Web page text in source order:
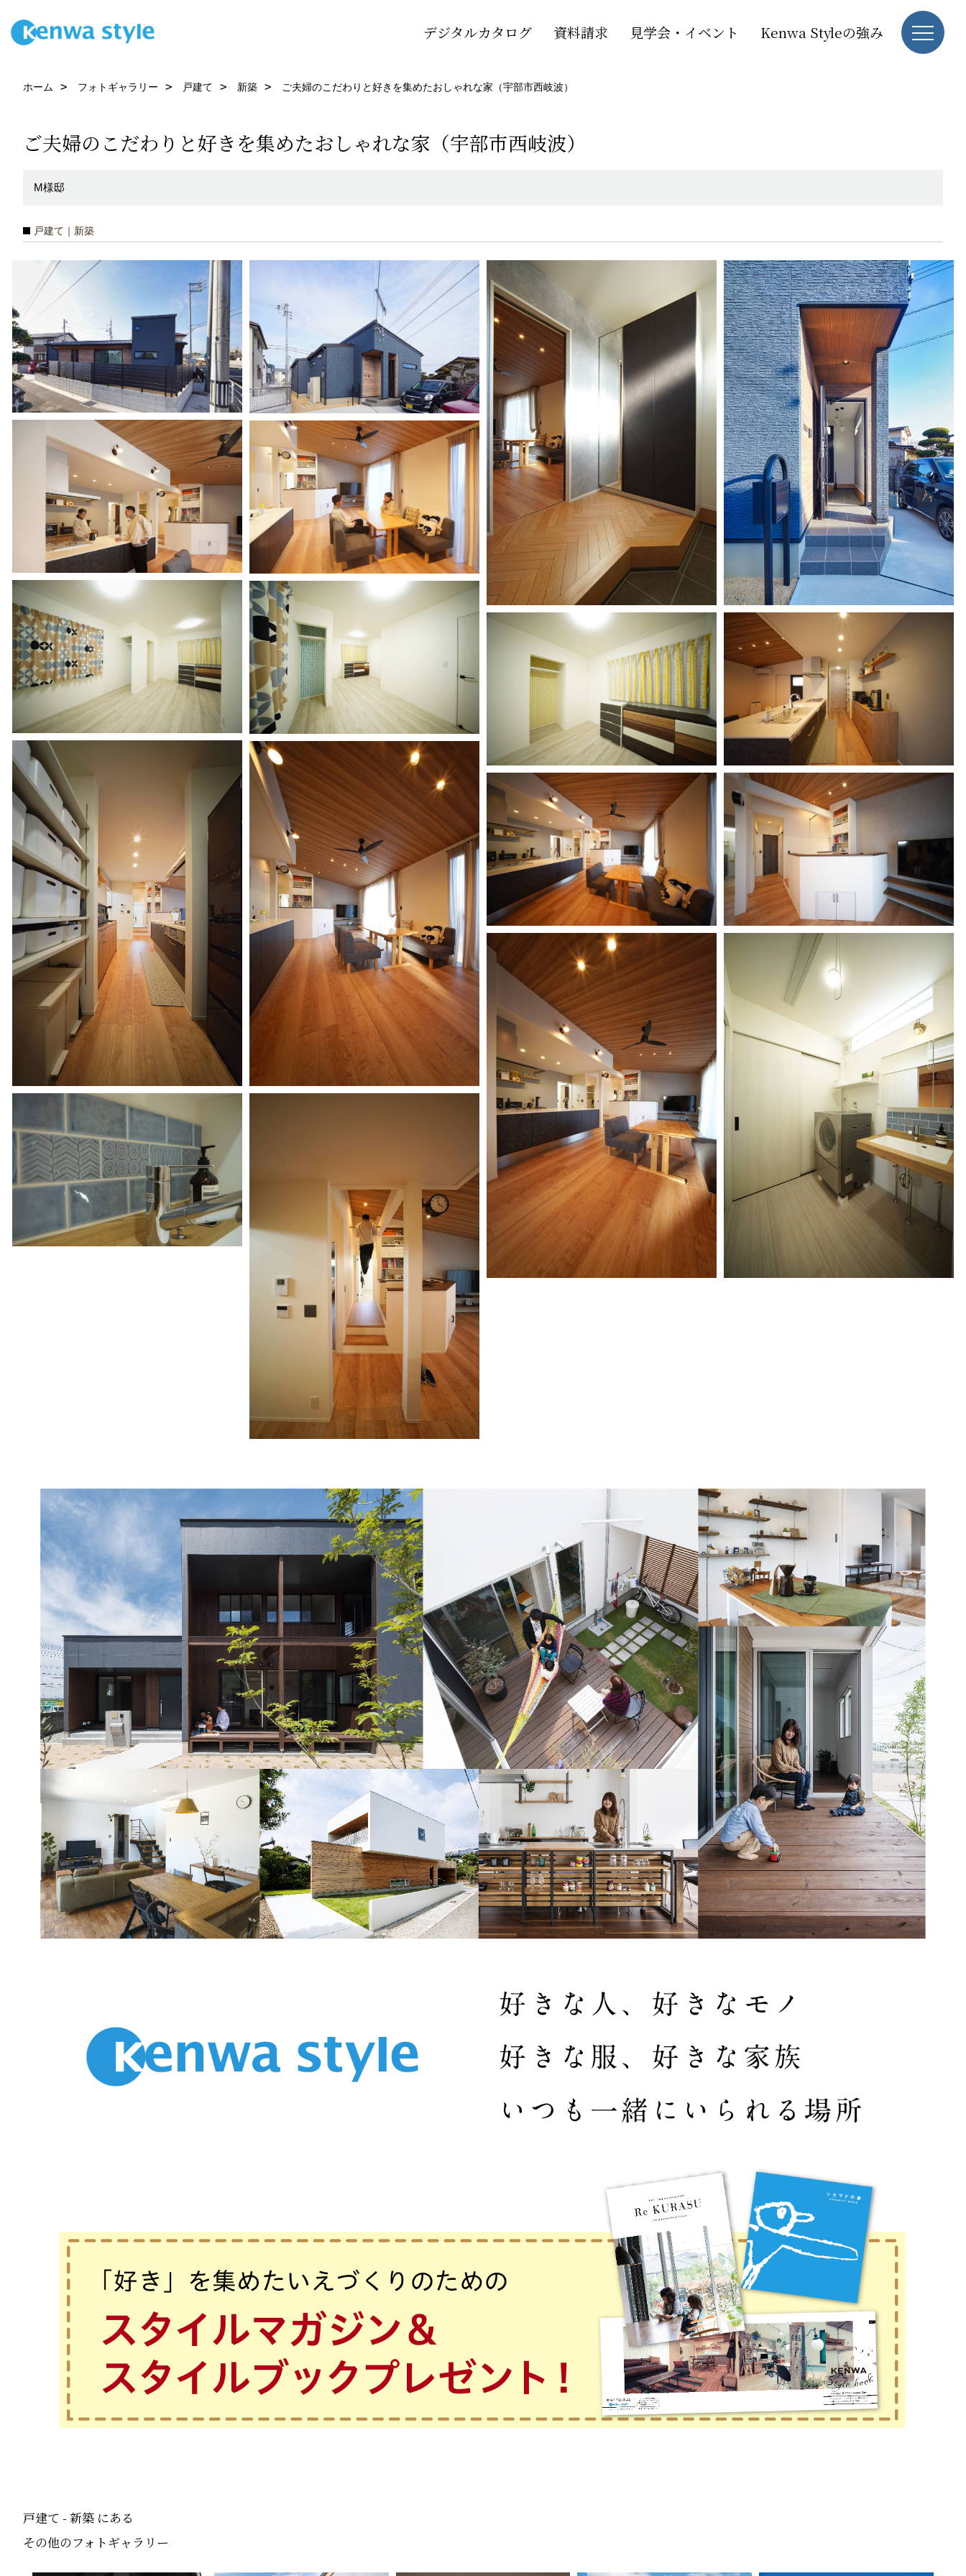
デジタルカタログ 資料請求 見学会・イベント Kenwa Styleの強み
ホーム フォトギャラリー 戸建て 新築 ご夫婦のこだわりと好きを集めたおしゃれな家（宇部市西岐波）
ご夫婦のこだわりと好きを集めたおしゃれな家（宇部市西岐波）
M様邸
戸建て｜新築
戸建て - 新築 にある
その他のフォトギャラリー